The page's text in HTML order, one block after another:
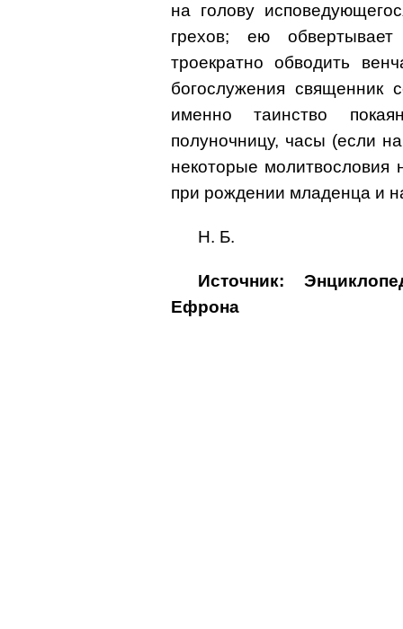
на голову
грехов; ею
троекратно обводить
богослужения
именно таинство
полуночницу, часы (если
некоторые
при рождении младенца и
Н. Б.
Источник:
Ефрона